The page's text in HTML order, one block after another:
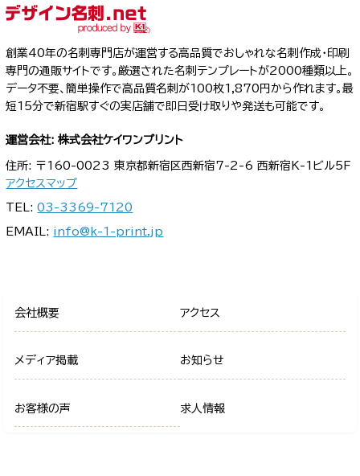
創業40年の名刺専門店が運営する高品質でおしゃれな名刺作成・印刷
専門の通販サイトです。厳選された名刺テンプレートが2000種類以上。
データ不要、簡単操作で高品質名刺が100枚1,870円から作れます。最
短15分で新宿駅すぐの実店舗で即日受け取りや発送も可能です。
運営会社: 株式会社ケイワンプリント
住所: 〒160-0023 東京都新宿区西新宿7-2-6 西新宿K-1ビル5F
アクセスマップ
TEL:03-3369-7120
EMAIL: info@k-1-print.jp
会社概要 アクセス
メディア掲載 お知らせ
お客様の声 求人情報